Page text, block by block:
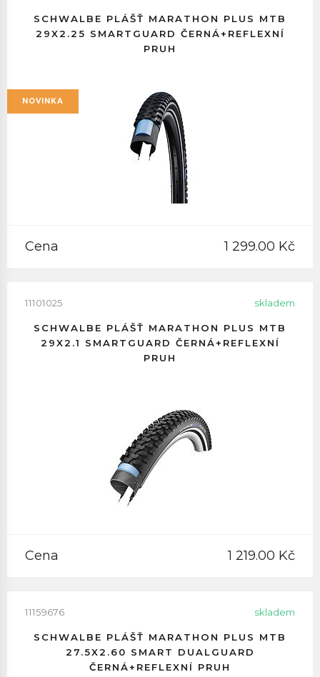
SCHWALBE PLÁŠŤ MARATHON PLUS MTB
29X2.25 SMARTGUARD ČERNÁ+REFLEXNÍ
PRUH
NOVINKA
Cena 1 299.00 Kč
11101025 skladem
SCHWALBE PLÁŠŤ MARATHON PLUS MTB
29X2.1 SMARTGUARD ČERNÁ+REFLEXNÍ
PRUH
Cena 1 219.00 Kč
11159676 skladem
SCHWALBE PLÁŠŤ MARATHON PLUS MTB
27.5X2.60 SMART DUALGUARD
ČERNÁ+REFLEXNÍ PRUH